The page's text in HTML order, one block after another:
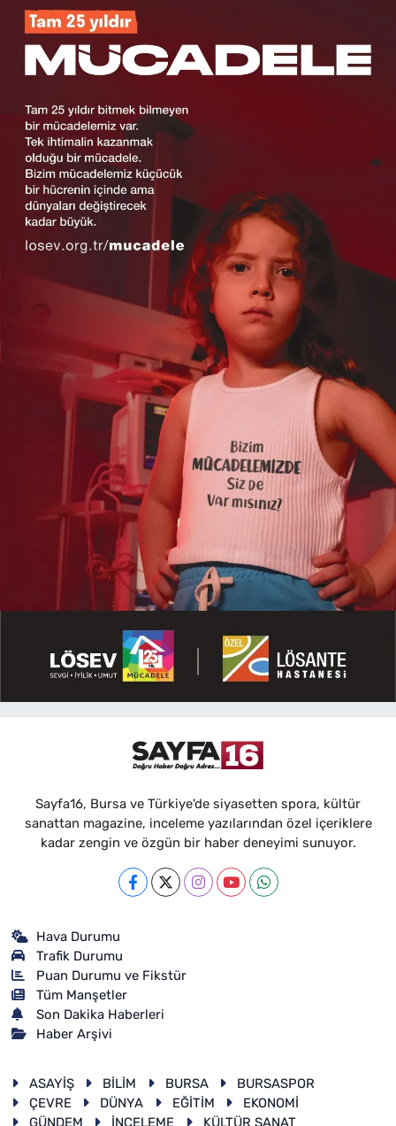
Sayfa16, Bursa ve Türkiye'de siyasetten spora, kültür
sanattan magazine, inceleme yazılarından özel içeriklere
kadar zengin ve özgün bir haber deneyimi sunuyor.
Hava Durumu
Trafik Durumu
Puan Durumu ve Fikstür
Tüm Manşetler
Son Dakika Haberleri
Haber Arşivi
ASAYİŞ BİLİM BURSA
BURSASPOR
ÇEVRE
DÜNYA EĞİTİM
EKONOMİ
GÜNDEM
İNCELEME KÜLTÜR SANAT